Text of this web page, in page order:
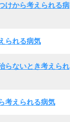
けから考えられる病
られる病気
らないとき考えられ
考えられる病気